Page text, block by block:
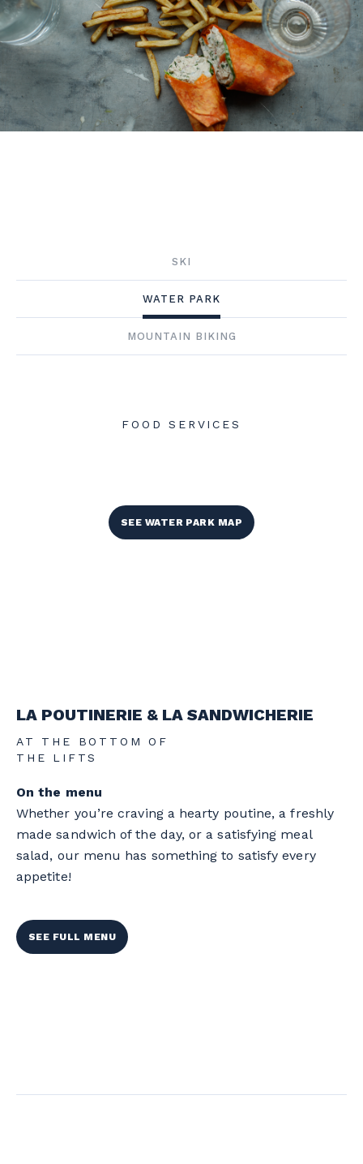
SKI
WATER PARK
MOUNTAIN BIKING
FOOD SERVICES
SEE WATER PARK MAP
LA POUTINERIE & LA SANDWICHERIE
AT THE BOTTOM OF
THE LIFTS
On the menu
Whether you’re craving a hearty poutine, a freshly
made sandwich of the day, or a satisfying meal
salad, our menu has something to satisfy every
appetite!
SEE FULL MENU